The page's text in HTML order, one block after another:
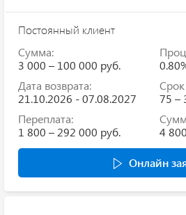
Постоянный клиент
Сумма:
3 000 – 100 000 руб.
Дата возврата:
21.10.2026 - 07.08.2027
75 –
Переплата:
1 800 – 292 000 руб.
4
Онлайн